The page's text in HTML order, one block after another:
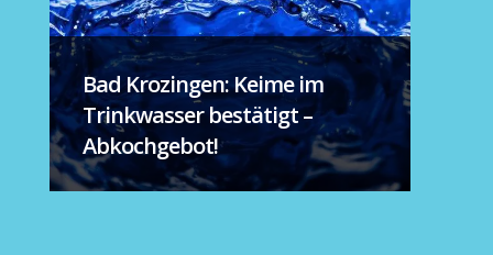
Bad Krozingen: Keime im
Trinkwasser bestätigt –
Abkochgebot!